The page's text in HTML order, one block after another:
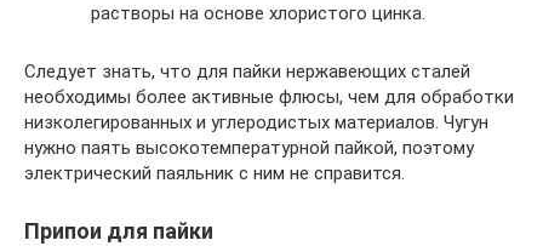
растворы на основе хлористого цинка.
Следует знать, что для пайки нержавеющих сталей
необходимы более активные флюсы, чем для обработки
низколегированных и углеродистых материалов. Чугун
нужно паять высокотемпературной пайкой, поэтому
электрический паяльник с ним не справится.
Припои для пайки